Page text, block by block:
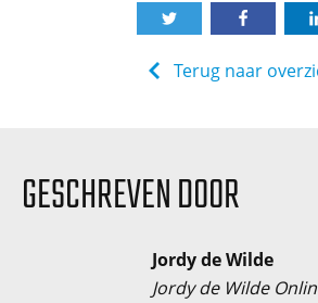
Terug naar
GESCHREVEN DOOR
Jordy de Wilde
Jordy de Wilde